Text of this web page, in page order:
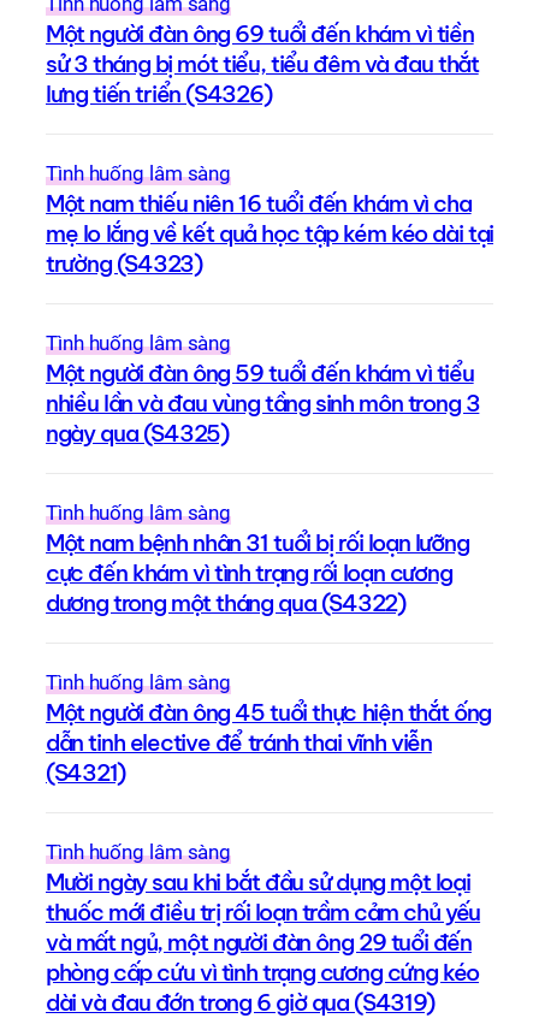
Một người đàn ông 69 tuổi đến khám vì tiền
sử 3 tháng bị mót tiểu, tiểu đêm và đau thắt
lưng tiến triển (S4326)
Tình huống lâm sàng
Một nam thiếu niên 16 tuổi đến khám vì cha
mẹ lo lắng về kết quả học tập kém kéo dài tại
trường (S4323)
Tình huống lâm sàng
Một người đàn ông 59 tuổi đến khám vì tiểu
nhiều lần và đau vùng tầng sinh môn trong 3
ngày qua (S4325)
Tình huống lâm sàng
Một nam bệnh nhân 31 tuổi bị rối loạn lưỡng
cực đến khám vì tình trạng rối loạn cương
dương trong một tháng qua (S4322)
Tình huống lâm sàng
Một người đàn ông 45 tuổi thực hiện thắt ống
dẫn tinh elective để tránh thai vĩnh viễn
(S4321)
Tình huống lâm sàng
Mười ngày sau khi bắt đầu sử dụng một loại
thuốc mới điều trị rối loạn trầm cảm chủ yếu
và mất ngủ, một người đàn ông 29 tuổi đến
phòng cấp cứu vì tình trạng cương cứng kéo
dài và đau đớn trong 6 giờ qua (S4319)